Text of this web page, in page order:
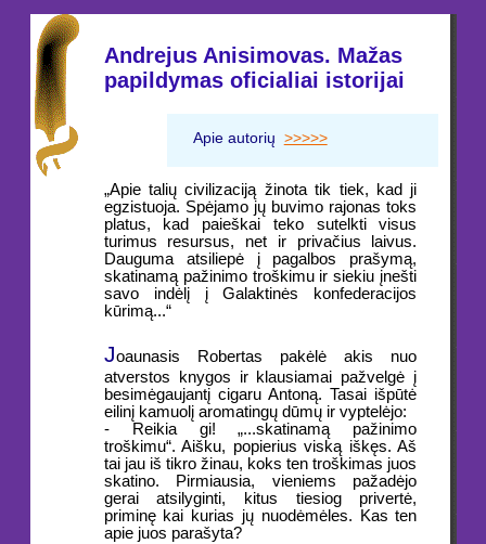
Andrejus Anisimovas. Mažas
papildymas oficialiai istorijai
Apie autorių >>>>>
„Apie talių civilizaciją žinota tik tiek, kad ji
egzistuoja. Spėjamo jų buvimo rajonas toks
platus, kad paieškai teko sutelkti visus
turimus resursus, net ir privačius laivus.
Dauguma atsiliepė į pagalbos prašymą,
skatinamą pažinimo troškimu ir siekiu įnešti
savo indėlį į Galaktinės konfederacijos
kūrimą...“
Joaunasis Robertas pakėlė akis nuo
atverstos knygos ir klausiamai pažvelgė į
besimėgaujantį cigaru Antoną. Tasai išpūtė
eilinį kamuolį aromatingų dūmų ir vyptelėjo:
- Reikia gi! „...skatinamą pažinimo
troškimu“. Aišku, popierius viską iškęs. Aš
tai jau iš tikro žinau, koks ten troškimas juos
skatino. Pirmiausia, vieniems pažadėjo
gerai atsilyginti, kitus tiesiog privertė,
priminę kai kurias jų nuodėmėles. Kas ten
apie juos parašyta?